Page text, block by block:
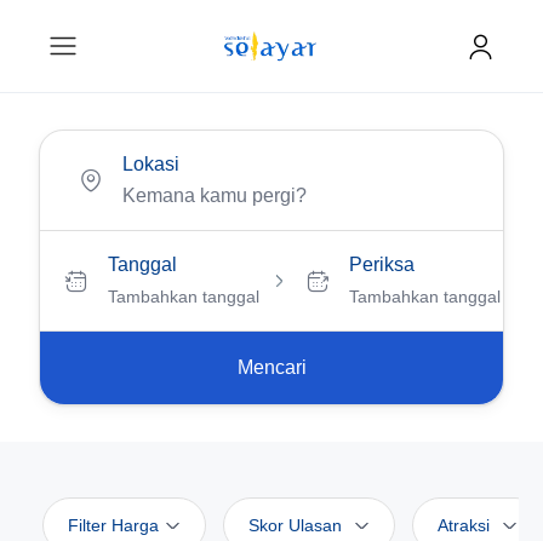
Lokasi
Tanggal
Tambahkan tanggal
Periksa
Tambahkan tanggal
Mencari
Filter Harga Skor Ulasan Atraksi